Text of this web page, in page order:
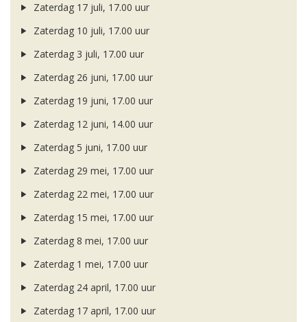
Zaterdag 17 juli, 17.00 uur
Zaterdag 10 juli, 17.00 uur
Zaterdag 3 juli, 17.00 uur
Zaterdag 26 juni, 17.00 uur
Zaterdag 19 juni, 17.00 uur
Zaterdag 12 juni, 14.00 uur
Zaterdag 5 juni, 17.00 uur
Zaterdag 29 mei, 17.00 uur
Zaterdag 22 mei, 17.00 uur
Zaterdag 15 mei, 17.00 uur
Zaterdag 8 mei, 17.00 uur
Zaterdag 1 mei, 17.00 uur
Zaterdag 24 april, 17.00 uur
Zaterdag 17 april, 17.00 uur